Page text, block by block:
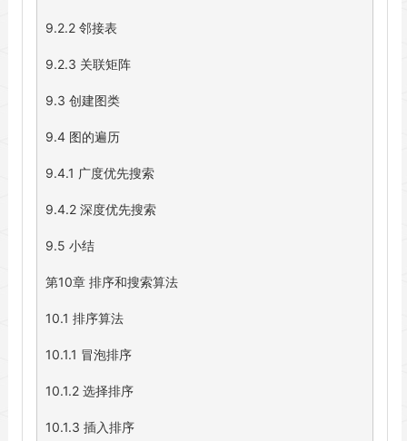
9.2.2 邻接表
9.2.3 关联矩阵
9.3 创建图类
9.4 图的遍历
9.4.1 广度优先搜索
9.4.2 深度优先搜索
9.5 小结
第10章 排序和搜索算法
10.1 排序算法
10.1.1 冒泡排序
10.1.2 选择排序
10.1.3 插入排序